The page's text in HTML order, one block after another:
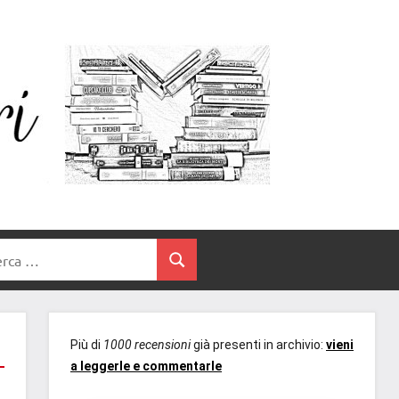
Tra
I
Libri
Recensioni,
anteprime,
Cerca
Più di 1000 recensionigià presenti in archivio: vieni
a leggerle e commentarle